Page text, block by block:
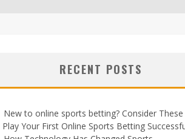
RECENT POSTS
New to online sports betting? Consider These
Your First Online Sports Betting